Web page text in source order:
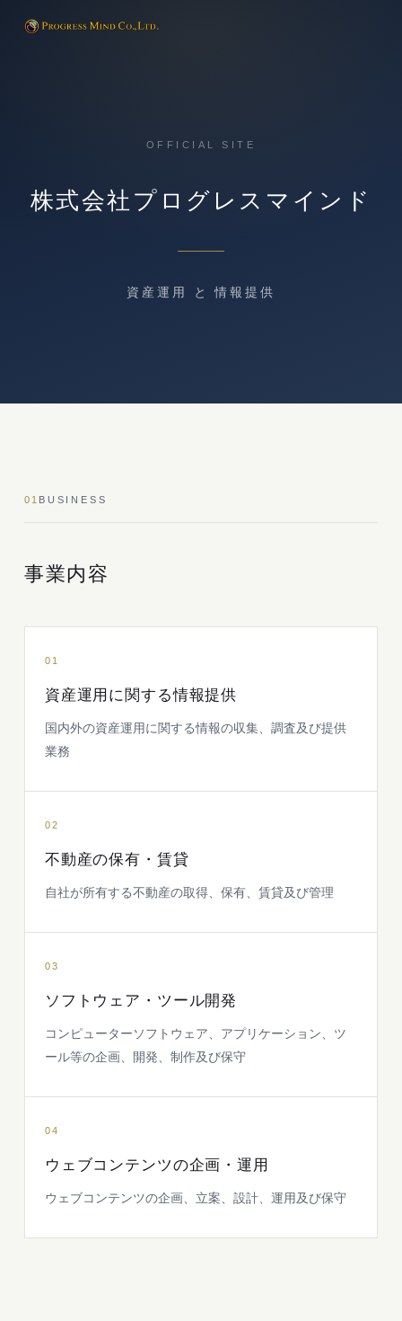
OFFICIAL SITE
株式会社プログレスマインド
資産運用 と 情報提供
01 BUSINESS
事業内容
01
資産運用に関する情報提供
国内外の資産運用に関する情報の収集、調査及び提供
業務
02
不動産の保有・賃貸
自社が所有する不動産の取得、保有、賃貸及び管理
03
ソフトウェア・ツール開発
コンピューターソフトウェア、アプリケーション、ツ
ール等の企画、開発、制作及び保守
04
ウェブコンテンツの企画・運用
ウェブコンテンツの企画、立案、設計、運用及び保守